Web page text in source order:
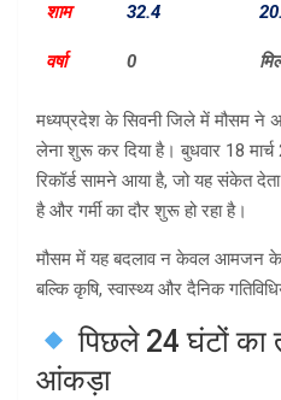
शाम 32.4
वर्षा 0
मध्यप्रदेश के सिवनी जिले में मौसम ने
लेना शुरू कर दिया है। बुधवार 18
रिकॉर्ड सामने आया है, जो यह संकेत
है और गर्मी का दौर शुरू हो रहा है।
मौसम में यह बदलाव न केवल आमजन के
बल्कि कृषि, स्वास्थ्य और दैनिक
पिछले 24 घंटों का
आंकड़ा